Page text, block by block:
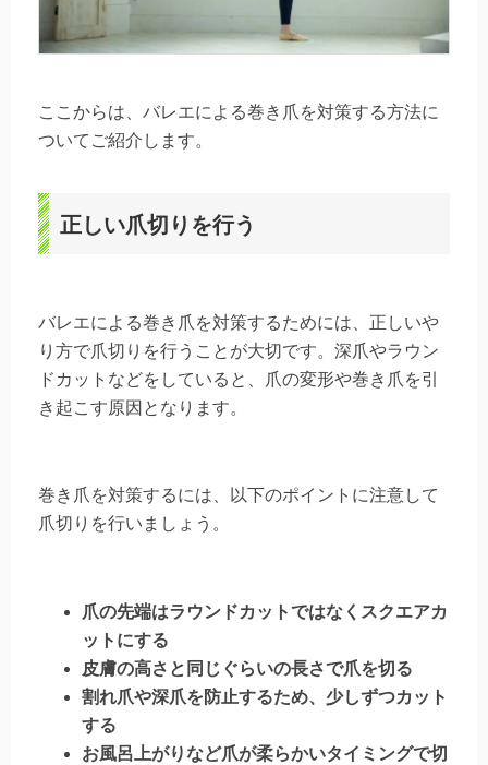
ここからは、バレエによる巻き爪を対策する方法に
ついてご紹介します。
正しい爪切りを行う
バレエによる巻き爪を対策するためには、正しいや
り方で爪切りを行うことが大切です。深爪やラウン
ドカットなどをしていると、爪の変形や巻き爪を引
き起こす原因となります。
巻き爪を対策するには、以下のポイントに注意して
爪切りを行いましょう。
爪の先端はラウンドカットではなくスクエアカ
ットにする
皮膚の高さと同じぐらいの長さで爪を切る
割れ爪や深爪を防止するため、少しずつカット
する
お風呂上がりなど爪が柔らかいタイミングで切